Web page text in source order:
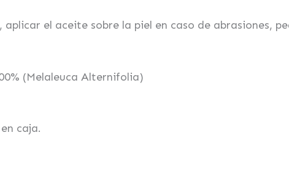
aplicar el aceite sobre la piel en caso de abrasiones,
(Melaleuca Alternifolia)
caja.